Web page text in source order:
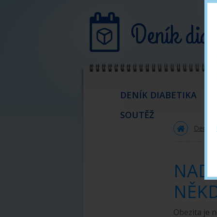
Deník
DENÍK DIABETIKA
CO JE DIABETES MELITUS?
Příznaky onemocnění
SOUTĚŽ
Deník
Obezita je